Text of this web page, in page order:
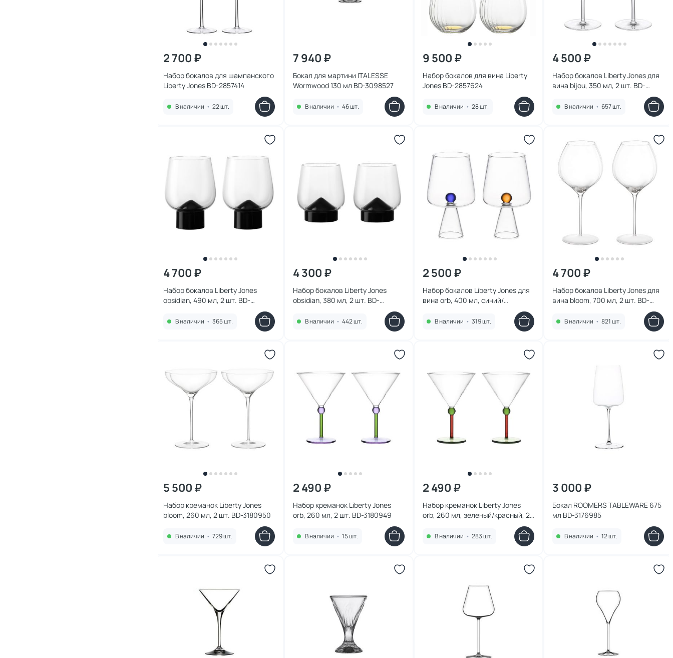
2 700 ₽
Набор бокалов для шампанского
Liberty Jones BD-2857414
В наличии • 22 шт.
7 940 ₽
Бокал для мартини ITALESSE
Wormwood 130 мл BD-3098527
В наличии • 46 шт.
9 500 ₽
Набор бокалов для вина Liberty
Jones BD-2857624
В наличии • 28 шт.
4 500 ₽
Набор бокалов Liberty Jones для
вина bijou, 350 мл, 2 шт. BD-
В наличии • 657 шт.
4 700 ₽
Набор бокалов Liberty Jones
obsidian, 490 мл, 2 шт. BD-
В наличии • 365 шт.
4 300 ₽
Набор бокалов Liberty Jones
obsidian, 380 мл, 2 шт. BD-
В наличии • 442 шт.
2 500 ₽
Набор бокалов Liberty Jones для
вина orb, 400 мл, синий/
В наличии • 319 шт.
4 700 ₽
Набор бокалов Liberty Jones для
вина bloom, 700 мл, 2 шт. BD-
В наличии • 821 шт.
5 500 ₽
Набор креманок Liberty Jones
bloom, 260 мл, 2 шт. BD-3180950
В наличии • 729 шт.
2 490 ₽
Набор креманок Liberty Jones
orb, 260 мл, 2 шт. BD-3180949
В наличии • 15 шт.
2 490 ₽
Набор креманок Liberty Jones
orb, 260 мл, зеленый/красный, 2
В наличии • 283 шт.
3 000 ₽
Бокал ROOMERS TABLEWARE 675
мл BD-3176985
В наличии • 12 шт.